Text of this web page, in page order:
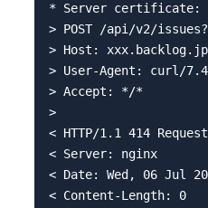
* Server certificate:
> POST /api/v2/
> Host: xxx.backlog.jp
> User-Agent: curl/
> Accept: */*
>
< HTTP/1.1 414
< Server: nginx
< Date: Wed, 06 Jul
< Content-Length: 0